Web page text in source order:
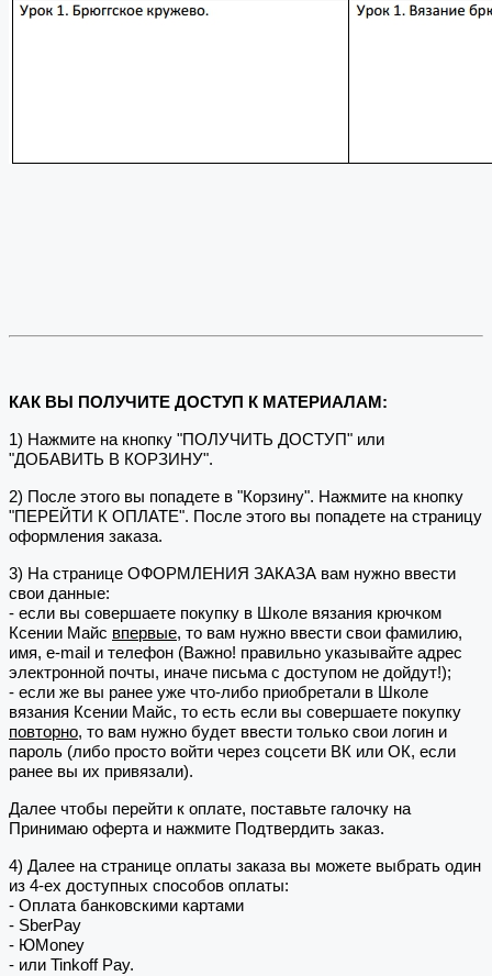
КАК ВЫ ПОЛУЧИТЕ ДОСТУП К МАТЕРИАЛАМ:
1) Нажмите на кнопку "ПОЛУЧИТЬ ДОСТУП" или
"ДОБАВИТЬ В КОРЗИНУ".
2) После этого вы попадете в "Корзину". Нажмите на кнопку
"ПЕРЕЙТИ К ОПЛАТЕ". После этого вы попадете на страницу
оформления заказа.
3) На странице ОФОРМЛЕНИЯ ЗАКАЗА вам нужно ввести
свои данные:
- если вы совершаете покупку в Школе вязания крючком
Ксении Майс впервые, то вам нужно ввести свои фамилию,
имя, e-mail и телефон (Важно! правильно указывайте адрес
электронной почты, иначе письма с доступом не дойдут!);
- если же вы ранее уже что-либо приобретали в Школе
вязания Ксении Майс, то есть если вы совершаете покупку
повторно, то вам нужно будет ввести только свои логин и
пароль (либо просто войти через соцсети ВК или ОК, если
ранее вы их привязали).
Далее чтобы перейти к оплате, поставьте галочку на
Принимаю оферта и нажмите Подтвердить заказ.
4) Далее на странице оплаты заказа вы можете выбрать один
из 4-ех доступных способов оплаты:
- Оплата банковскими картами
- SberPay
- ЮMoney
- или Tinkoff Pay.